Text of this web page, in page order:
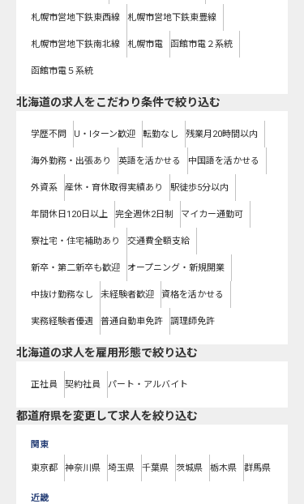
札幌市営地下鉄東西線 札幌市営地下鉄東豊線
札幌市営地下鉄南北線 札幌市電 函館市電２系統
函館市電５系統
北海道の求人をこだわり条件で絞り込む
学歴不問 U・Iターン歓迎 転勤なし 残業月20時間以内
海外勤務・出張あり 英語を活かせる 中国語を活かせる
外資系 産休・育休取得実績あり 駅徒歩5分以内
年間休日120日以上 完全週休2日制 マイカー通勤可
寮社宅・住宅補助あり 交通費全額支給
新卒・第二新卒も歓迎 オープニング・新規開業
中抜け勤務なし 未経験者歓迎 資格を活かせる
実務経験者優遇 普通自動車免許 調理師免許
北海道の求人を雇用形態で絞り込む
正社員 契約社員 パート・アルバイト
都道府県を変更して求人を絞り込む
関東
東京都 神奈川県 埼玉県 千葉県 茨城県 栃木県 群馬県
近畿